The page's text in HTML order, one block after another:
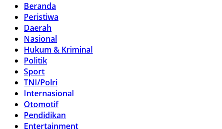
Beranda
Peristiwa
Daerah
Nasional
Hukum & Kriminal
Politik
Sport
TNI/Polri
Internasional
Otomotif
Pendidikan
Entertainment